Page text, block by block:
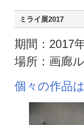
ミライ展2017
期間：2017
場所：画廊
個々の作品